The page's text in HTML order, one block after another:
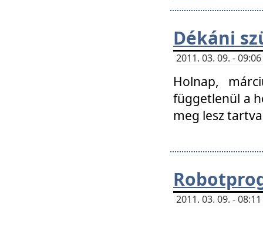
Dékáni
2011. 03. 09. -
Holnap,
függetlenül a
meg lesz
2011. 03. 09. -